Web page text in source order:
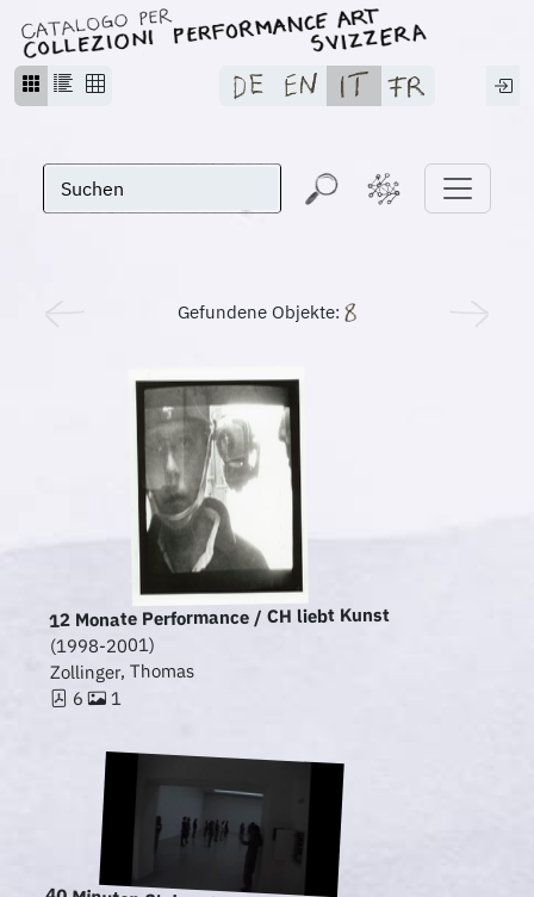
Gefundene Objekte:
12 Monate Performance / CH liebt Kunst
(1998-2001)
Zollinger, Thomas
6 1